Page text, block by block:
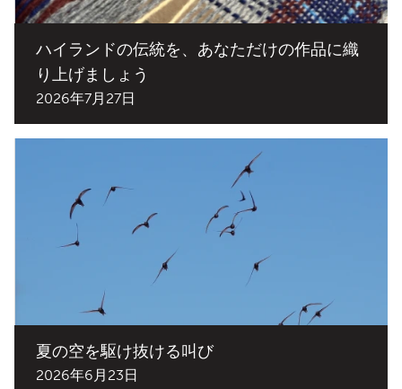
ハイランドの伝統を、あなただけの作品に織
り上げましょう
2026年7月27日
夏の空を駆け抜ける叫び
2026年6月23日